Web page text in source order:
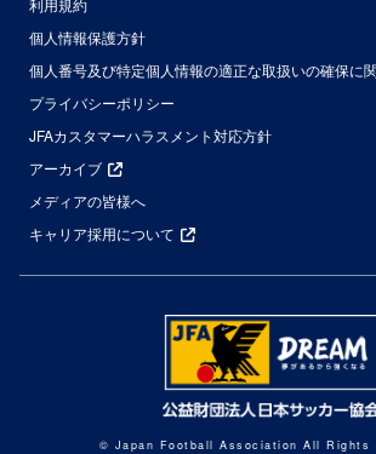
個人情報保護方針
個人番号及び特定個人情報の適正な取扱いの確保に
プライバシーポリシー
JFAカスタマーハラスメント対応方針
アーカイブ
メディアの皆様へ
キャリア採用について
© Japan Football Association All Rights